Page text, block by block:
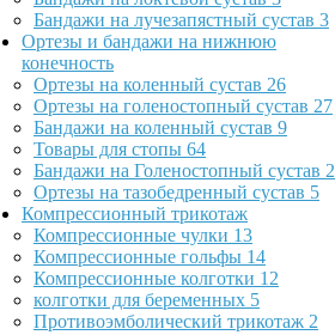
Бандажи на лучезапястный сустав 3
Ортезы и бандажи на нижнюю
конечность
Ортезы на коленный сустав 26
Ортезы на голеностопный сустав 27
Бандажи на коленный сустав 9
Товары для стопы 64
Бандажи на Голеностопный сустав 2
Ортезы на тазобедренный сустав 5
Компрессионный трикотаж
Компрессионные чулки 13
Компрессионные гольфы 14
Компрессионные колготки 12
колготки для беременных 5
Противоэмболический трикотаж 2